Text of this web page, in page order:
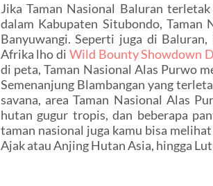
Jika Taman Nasional Baluran
dalam Kabupaten Situbondo,
Banyuwangi. Seperti juga di
Afrika lho di Wild Bounty Showdown
di peta, Taman Nasional Alas Purwo
Semenanjung Blambangan yang
savana, area Taman Nasional Alas
hutan gugur tropis, dan beberapa
taman nasional juga kamu bisa
Ajak atau Anjing Hutan Asia, hingga